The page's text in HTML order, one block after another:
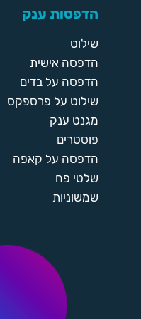
הדפסות ענק
שילוט
הדפסה אישית
הדפסה על בדים
שילוט על פרספקס
מגנט ענק
פוסטרים
הדפסה על קאפה
שלטי פח
שמשוניות